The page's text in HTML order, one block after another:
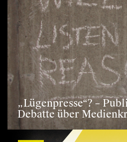
„Lügenpresse“? –
Debatte über